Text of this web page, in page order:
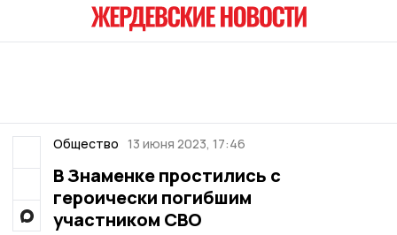
Общество 13 июня 2023, 17:46
В Знаменке простились с
героически погибшим
участником СВО